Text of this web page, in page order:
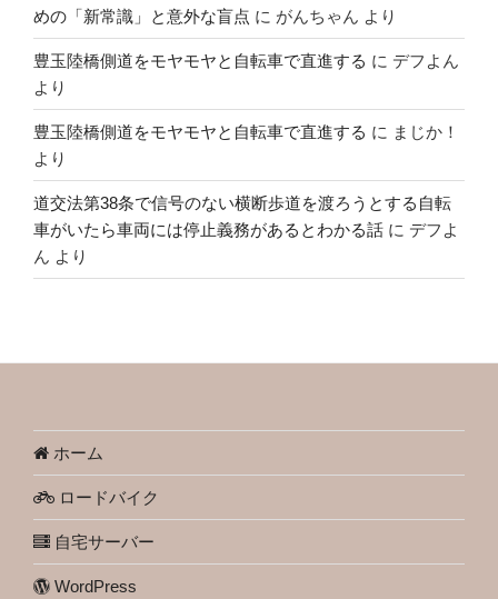
めの「新常識」と意外な盲点 に がんちゃん より
豊玉陸橋側道をモヤモヤと自転車で直進する に デフよん
より
豊玉陸橋側道をモヤモヤと自転車で直進する に まじか！
より
道交法第38条で信号のない横断歩道を渡ろうとする自転
車がいたら車両には停止義務があるとわかる話 に デフよ
ん より
ホーム
ロードバイク
自宅サーバー
WordPress